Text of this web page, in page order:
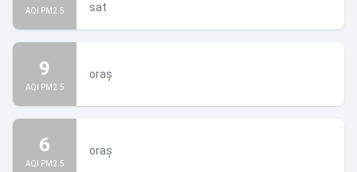
AQI PM2.5 sat
9
AQI PM2.5
oraș
6
AQI PM2.5
oraș